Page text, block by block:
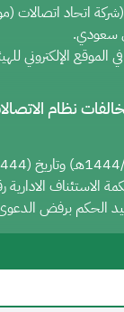
اتحاد اتصالات
الموقع الإلكتروني
نظام